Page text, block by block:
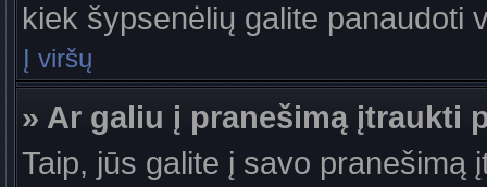
kiek šypsenėlių galite panaudoti
Į viršų
» Ar galiu į pranešimą įtraukti
Taip, jūs galite į savo pranešimą